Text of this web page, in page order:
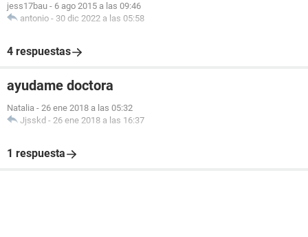
jess17bau - 6 ago 2015 a las 09:46
antonio - 30 dic 2022 a las 05:58
4 respuestas
ayudame doctora
Natalia - 26 ene 2018 a las 05:32
Jjsskd - 26 ene 2018 a las 16:37
1 respuesta